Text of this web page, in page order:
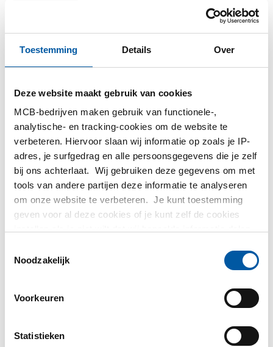
Toestemming Details Over
Deze website maakt gebruik van cookies
MCB-bedrijven maken gebruik van functionele-,
analytische- en tracking-cookies om de website te
verbeteren. Hiervoor slaan wij informatie op zoals je IP-
adres, je surfgedrag en alle persoonsgegevens die je zelf
bij ons achterlaat. Wij gebruiken deze gegevens om met
tools van andere partijen deze informatie te analyseren
om onze website te verbeteren. Je kunt toestemming
geven voor al deze cookies of je kunt zelf de cookies
partijen waarmee wij samenwerken vind je in ons
Noodzakelijk
Voorkeuren
Statistieken
pagina
Aluminium EN AW-6060
T66 vierkante buis
2810-0051
Aluminium EN AW-6060
T66 vierkante buis met
radius
2810-0251